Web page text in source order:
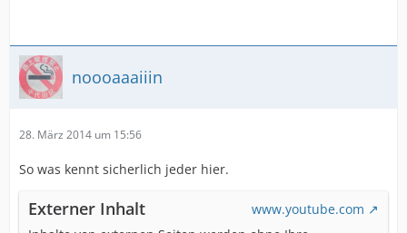
noooaaaiiin
28. März 2014 um 15:56
So was kennt sicherlich jeder hier.
Externer Inhalt
www.youtube.com